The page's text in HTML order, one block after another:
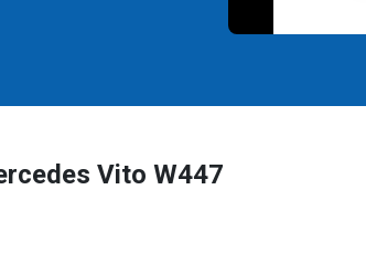
Vito W447